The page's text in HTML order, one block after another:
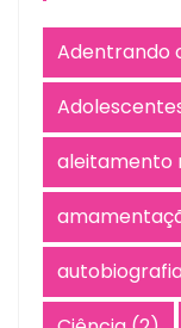
Adentrando
aleitamento